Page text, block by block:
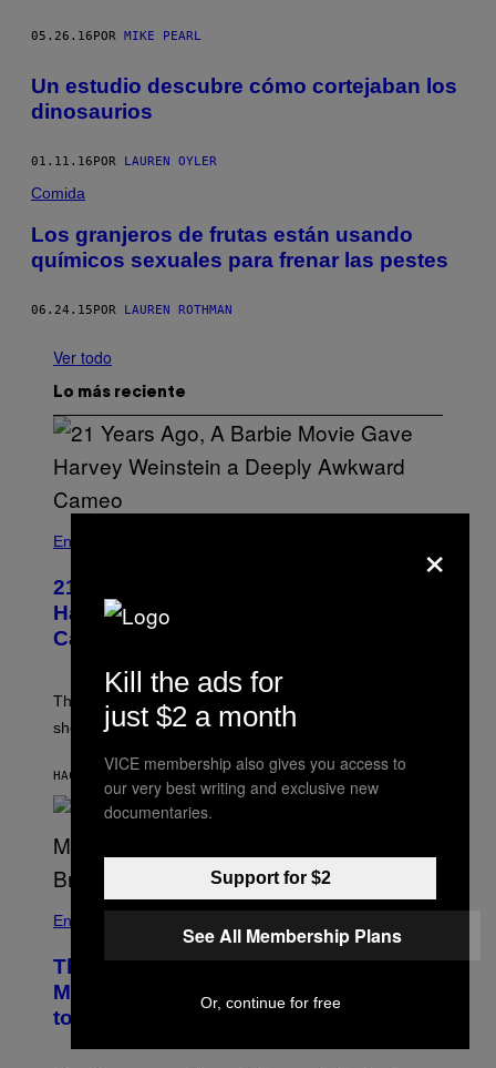
05.26.16POR MIKE PEARL
Un estudio descubre cómo cortejaban los
dinosaurios
01.11.16POR LAUREN OYLER
Comida
Los granjeros de frutas están usando
químicos sexuales para frenar las pestes
06.24.15 POR LAUREN ROTHMAN
Ver todo
Lo más reciente
Entertainment
21 Years Ago, A Barbie Movie Gave
Harvey Weinstein a Deeply Awkward
Cameo
The producer of ‘My Scene Goes Hollywood’ later said
she was “mortified” that Weinstein appeared in the film.
HACE 28 MINUTOS TONY ALPSEN
Entertainment
The Sharon Osbourne and Piers
Morgan Fight That Jerry Springer Had
to Break Up
×
Kill the ads for
just $2 a month
VICE membership also gives you access to
our very best writing and exclusive new
documentaries.
Support for $2
See All Membership Plans
Or, continue for free